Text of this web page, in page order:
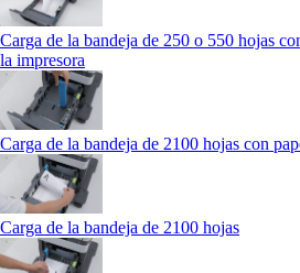
Carga de la bandeja de 250 o 550 hojas
la impresora
Carga de la bandeja de 2100 hojas con
Carga de la bandeja de 2100 hojas